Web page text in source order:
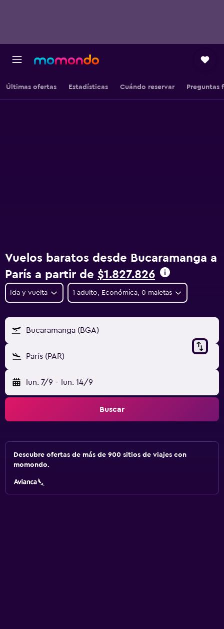
Últimas ofertas Estadísticas Cuándo reservar Preguntas
Vuelos baratos desde Bucaramanga a
París a partir de $1.827.826
Ida y vuelta 1 adulto, Económica, 0 maletas
Bucaramanga (BGA)
París (PAR)
lun. 7/9 - lun. 14/9
Buscar
Descubre ofertas de más de 900 sitios de viajes con
momondo.